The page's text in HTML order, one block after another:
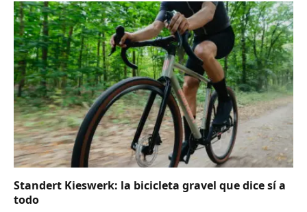
Standert Kieswerk: la bicicleta gravel que dice sí a
todo